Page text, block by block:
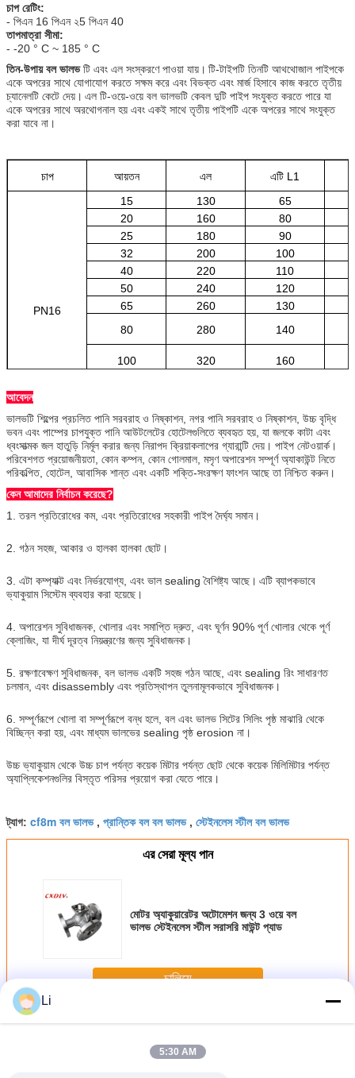
চাপ রেটিং:
- পিএন 16 পিএন ২5 পিএন 40
তাপমাত্রা সীমা:
- -20 ° C ~ 185 ° C
তিন-উপায় বল ভালভটি এবং এল সংস্করণে পাওয়া যায়। টি-টাইপটি তিনটি আথথোজাল পাইপকে
একে অপরের সাথে যোগাযোগ করতে সক্ষম করে এবং বিভক্ত এবং মার্জ হিসাবে কাজ করতে তৃতীয়
চ্যানেলটি কেটে দেয়। এল টি-ওয়ে-ওয়ে বল ভালভটি কেবল দুটি পাইপ সংযুক্ত করতে পারে যা
একে অপরের সাথে অরথোগনাল হয় এবং একই সাথে তৃতীয় পাইপটি একে অপরের সাথে সংযুক্ত
করা যাবে না।
চাপ আয়তন এল এটি L1
PN16
15 130
65
20
160 80
25
180
90
32
200 100
40
220 110
50
240 120
65
260 130
80
280 140
100 320 160
200
550 275
আবেদন
ভালভটি শিল্পের প্রচলিত পানি সরবরাহ ও নিষ্কাশন, নগর পানি সরবরাহ ও নিষ্কাশন, উচ্চ বৃদ্ধি
ভবন এবং পাম্পের চাপযুক্ত পানি আউটলেটের হোটেলগুলিতে ব্যবহৃত হয়, যা জলকে কাটা এবং
ধ্বংসাত্মক জল হাতুড়ি নির্মূল করার জন্য নিরাপদ ক্রিয়াকলাপের গ্যারান্টি দেয়। পাইপ নেটওয়ার্ক।
পরিবেশগত প্রয়োজনীয়তা, কোন কম্পন, কোন গোলমাল, মসৃণ অপারেশন সম্পূর্ণ অ্যাকাউন্ট নিতে
পরিকল্পিত, হোটেল, আবাসিক শান্ত এবং একটি শক্তি-সংরক্ষণ ফাংশন আছে তা নিশ্চিত করুন।
কেন আমাদের নির্বাচন করেছে?
1. তরল প্রতিরোধের কম, এবং প্রতিরোধের সহকারী পাইপ দৈর্ঘ্য সমান।
2. গঠন সহজ, আকার ও হালকা হালকা ছোট।
3. এটা কম্প্যাক্ট এবং নির্ভরযোগ্য, এবং ভাল sealing বৈশিষ্ট্য আছে। এটি ব্যাপকভাবে
ভ্যাকুয়াম সিস্টেম ব্যবহার করা হয়েছে।
4. অপারেশন সুবিধাজনক, খোলার এবং সমাপ্তি দ্রুত, এবং ঘূর্ণন 90% পূর্ণ খোলার থেকে পূর্ণ
ক্লোজিং, যা দীর্ঘ দূরত্ব নিয়ন্ত্রণের জন্য সুবিধাজনক।
5. রক্ষণাবেক্ষণ সুবিধাজনক, বল ভালভ একটি সহজ গঠন আছে, এবং sealing রিং সাধারণত
চলমান, এবং disassembly এবং প্রতিস্থাপন তুলনামূলকভাবে সুবিধাজনক।
6. সম্পূর্ণরূপে খোলা বা সম্পূর্ণরূপে বন্ধ হলে, বল এবং ভালভ সিটের সিলিং পৃষ্ঠ মাঝারি থেকে
বিচ্ছিন্ন করা হয়, এবং মাধ্যম ভালভের sealing পৃষ্ঠ erosion না।
উচ্চ ভ্যাকুয়াম থেকে উচ্চ চাপ পর্যন্ত কয়েক মিটার পর্যন্ত ছোট থেকে কয়েক মিলিমিটার পর্যন্ত
অ্যাপ্লিকেশনগুলির বিস্তৃত পরিসর প্রয়োগ করা যেতে পারে।
ট্যাগ: cf8m বল ভালভ, প্রান্তিক বল বল ভালভ, স্টেইনলেস স্টীল বল ভালভ
এর সেরা মূল্য পান
মোটর অ্যাকুয়ারেটর অটোমেশন জন্য 3 ওয়ে বল
ভালভ স্টেইনলেস স্টীল সরাসরি মাউন্ট প্যাড
চালিয়ে
অধিকপ্রস্থ বল ভালভ
Li
5:30 AM